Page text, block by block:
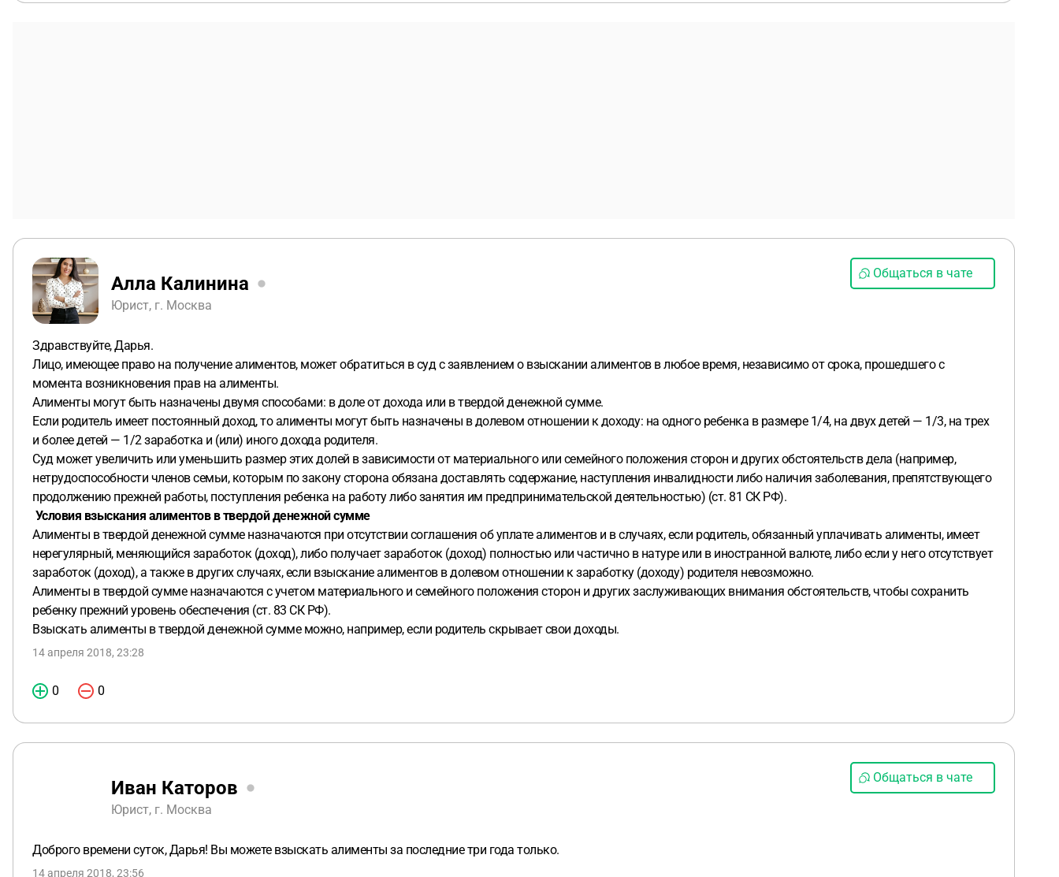
Алла Калинина
Юрист, г. Москва
Общаться в чате
Здравствуйте, Дарья.
Лицо, имеющее право на получение алиментов, может обратиться в суд с заявлением о взыскании алиментов в любое время, независимо от срока, прошедшего с
момента возникновения прав на алименты.
Алименты могут быть назначены двумя способами: в доле от дохода или в твердой денежной сумме.
Если родитель имеет постоянный доход, то алименты могут быть назначены в долевом отношении к доходу: на одного ребенка в размере 1/4, на двух детей — 1/3, на трех
и более детей — 1/2 заработка и (или) иного дохода родителя.
Суд может увеличить или уменьшить размер этих долей в зависимости от материального или семейного положения сторон и других обстоятельств дела (например,
нетрудоспособности членов семьи, которым по закону сторона обязана доставлять содержание, наступления инвалидности либо наличия заболевания, препятствующего
продолжению прежней работы, поступления ребенка на работу либо занятия им предпринимательской деятельностью) (ст. 81 СК РФ).
Условия взыскания алиментов в твердой денежной сумме
Алименты в твердой денежной сумме назначаются при отсутствии соглашения об уплате алиментов и в случаях, если родитель, обязанный уплачивать алименты, имеет
нерегулярный, меняющийся заработок (доход), либо получает заработок (доход) полностью или частично в натуре или в иностранной валюте, либо если у него отсутствует
заработок (доход), а также в других случаях, если взыскание алиментов в долевом отношении к заработку (доходу) родителя невозможно.
Алименты в твердой сумме назначаются с учетом материального и семейного положения сторон и других заслуживающих внимания обстоятельств, чтобы сохранить
ребенку прежний уровень обеспечения (ст. 83 СК РФ).
Взыскать алименты в твердой денежной сумме можно, например, если родитель скрывает свои доходы.
14 апреля 2018, 23:28
0 0
Иван Каторов
Юрист, г. Москва
Общаться в чате
Доброго времени суток, Дарья! Вы можете взыскать алименты за последние три года только.
14 апреля 2018, 23:56